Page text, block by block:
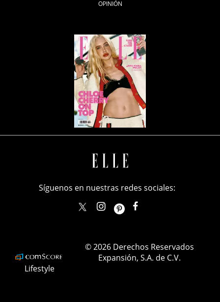
OPINIÓN
Síguenos en nuestras redes sociales:
elle_mexicoellemexico
Lifestyle
© 2026 Derechos Reservados
Expansión, S.A. de C.V.